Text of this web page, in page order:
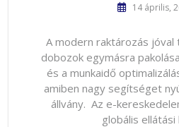
14 április,
A modern raktározás jóval
dobozok egymásra
és a munkaidő
amiben nagy segítséget
állvány. Az e-
globális ellátási